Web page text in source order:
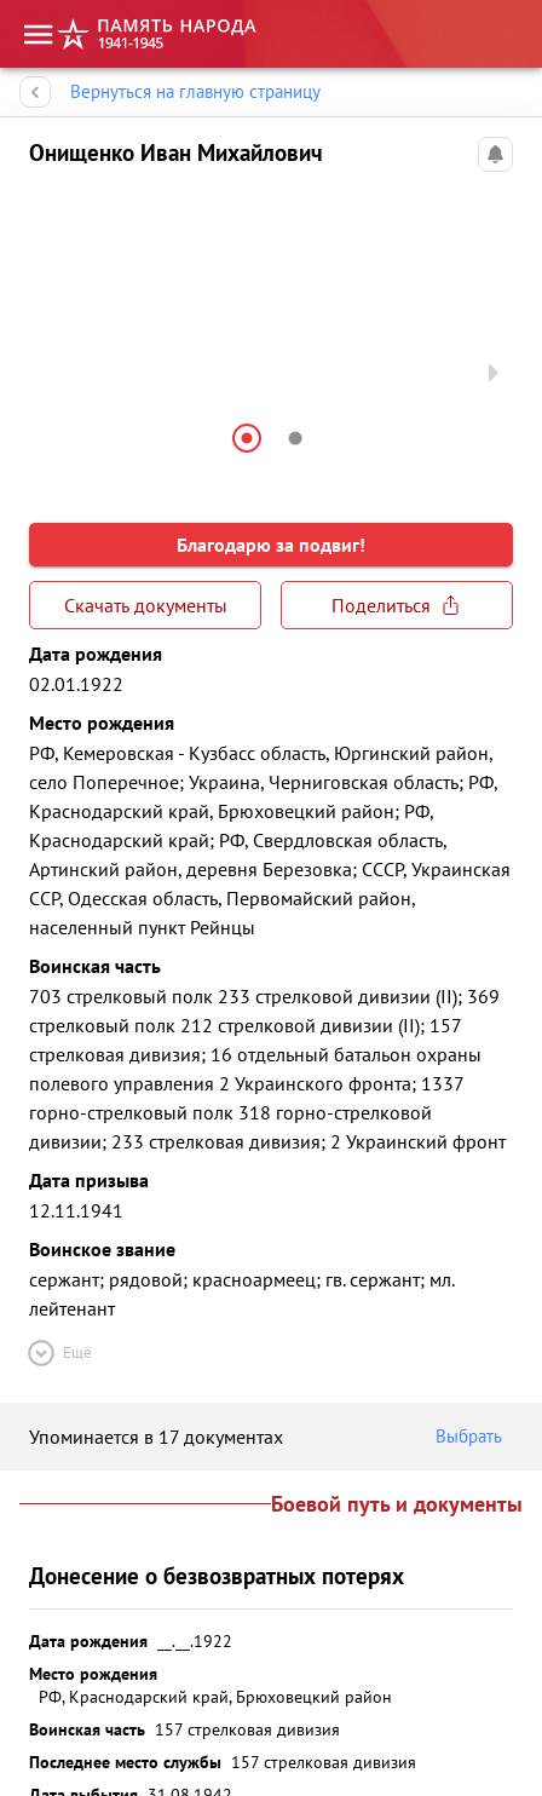
Вернуться на главную страницу
Онищенко Иван Михайлович
Благодарю за подвиг!
Скачать документы
Поделиться
Дата рождения
02.01.1922
Место рождения
РФ, Кемеровская - Кузбасс область, Юргинский район,
село Поперечное; Украина, Черниговская область; РФ,
Краснодарский край, Брюховецкий район; РФ,
Краснодарский край; РФ, Свердловская область,
Артинский район, деревня Березовка; СССР, Украинская
ССР, Одесская область, Первомайский район,
населенный пункт Рейнцы
Воинская часть
703 стрелковый полк 233 стрелковой дивизии (II); 369
стрелковый полк 212 стрелковой дивизии (II); 157
стрелковая дивизия; 16 отдельный батальон охраны
полевого управления 2 Украинского фронта; 1337
горно-стрелковый полк 318 горно-стрелковой
дивизии; 233 стрелковая дивизия; 2 Украинский фронт
Дата призыва
12.11.1941
Воинское звание
сержант; рядовой; красноармеец; гв. сержант; мл.
лейтенант
Ещё
Упоминается в 17 документах Выбрать
Боевой путь и документы
Донесение о безвозвратных потерях
Дата рождения
__.__.1922
Место рождения
РФ, Краснодарский край, Брюховецкий район
Воинская часть 157 стрелковая дивизия
Последнее место службы 157 стрелковая дивизия
Память народа